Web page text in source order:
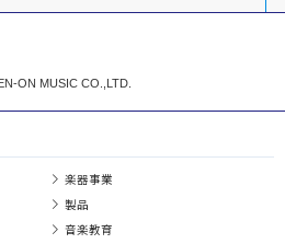
ON MUSIC CO.,LTD.
楽器事業
製品
音楽教育